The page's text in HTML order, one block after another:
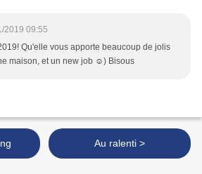
2019 09:55
Qu'elle vous apporte beaucoup de jolis
maison, et un new job ☺) Bisous
Au ralenti >